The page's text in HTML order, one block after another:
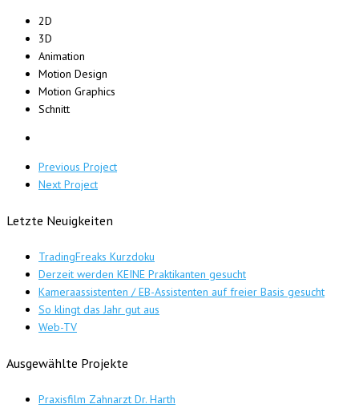
2D
3D
Animation
Motion Design
Motion Graphics
Schnitt
Previous Project
Next Project
Letzte Neuigkeiten
TradingFreaks Kurzdoku
Derzeit werden KEINE Praktikanten gesucht
Kameraassistenten / EB-Assistenten auf freier Basis gesucht
So klingt das Jahr gut aus
Web-TV
Ausgewählte Projekte
Praxisfilm Zahnarzt Dr. Harth